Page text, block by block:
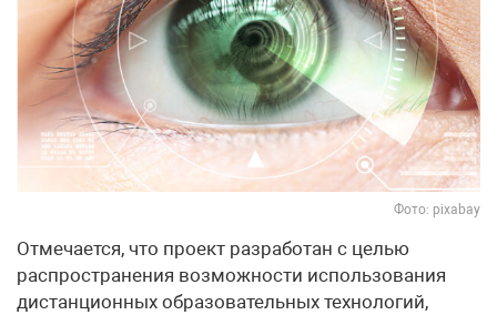
Фото: pixabay
Отмечается, что проект разработан с целью
распространения возможности использования
дистанционных образовательных технологий,